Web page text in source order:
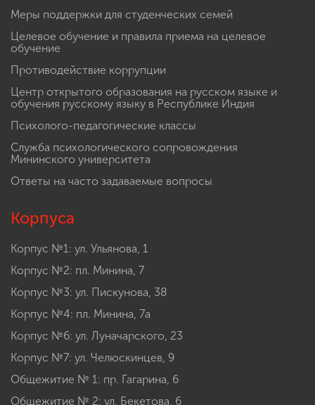
Меры поддержки для студенческих семей
Целевое обучение и правила приема на целевое
обучение
Противодействие коррупции
Центр открытого образования на русском языке и
обучения русскому языку в Республике Индия
Психолого-педагогические классы
Служба психологического сопровождения
Мининского университета
Ответы на часто задаваемые вопросы
Корпуса
Корпус №1: ул. Ульянова, 1
Корпус №2: пл. Минина, 7
Корпус №3: ул. Пискунова, 38
Корпус №4: пл. Минина, 7а
Корпус №6: ул. Луначарского, 23
Корпус №7: ул. Челюскинцев, 9
Общежитие № 1: пр. Гагарина, 6
Общежитие № 2: ул. Бекетова, 6